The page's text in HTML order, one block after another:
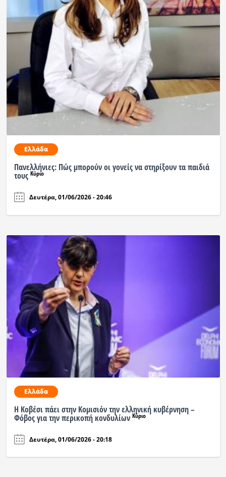
Ελλάδα
Πανελλήνιες: Πώς μπορούν οι γονείς να στηρίξουν τα παιδιά
τους Κύριο
Δευτέρα, 01/06/2026 - 20:46
Ελλάδα
Η Κοβέσι πάει στην Κομισιόν την ελληνική κυβέρνηση –
Φόβος για την περικοπή κονδυλίων Κύριο
Δευτέρα, 01/06/2026 - 20:18